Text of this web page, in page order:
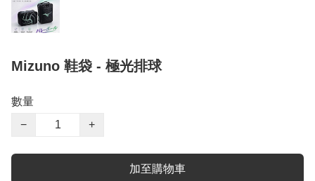
Mizuno 鞋袋 - 極光排球
數量
−
+
加至購物車